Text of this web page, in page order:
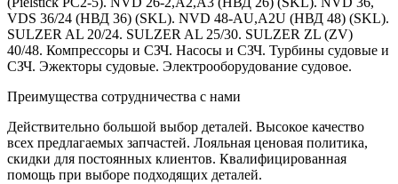
VDS 36/24 (НВД 36) (SKL). NVD 48-AU,A2U (НВД 48) (SKL).
SULZER AL 20/24. SULZER AL 25/30. SULZER ZL (ZV)
40/48. Компрессоры и СЗЧ. Насосы и СЗЧ. Турбины судовые и
СЗЧ. Эжекторы судовые. Электрооборудование судовое.
Преимущества сотрудничества с нами
Действительно большой выбор деталей. Высокое качество
всех предлагаемых запчастей. Лояльная ценовая политика,
скидки для постоянных клиентов. Квалифицированная
помощь при выборе подходящих деталей.